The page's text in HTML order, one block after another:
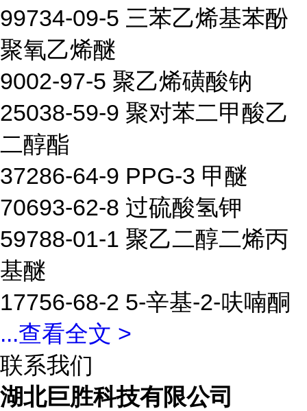
99734-09-5 三苯乙烯基苯酚
聚氧乙烯醚
9002-97-5 聚乙烯磺酸钠
25038-59-9 聚对苯二甲酸乙
二醇酯
37286-64-9 PPG-3 甲醚
70693-62-8 过硫酸氢钾
59788-01-1 聚乙二醇二烯丙
基醚
17756-68-2 5-辛基-2-呋喃酮
...查看全文 >
联系我们
湖北巨胜科技有限公司